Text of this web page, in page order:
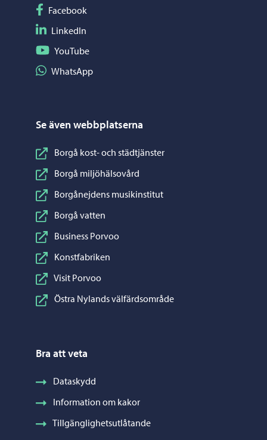
Följ på Facebook
Facebook
Följ på LinkedIn
LinkedIn
Följ på YouTube
YouTube
Dela på WhatsApp
WhatsApp
Se även webbplatserna
Borgå kost- och städtjänster
Borgå miljöhälsovård
Borgånejdens musikinstitut
Borgå vatten
Business Porvoo
Konstfabriken
Visit Porvoo
Östra Nylands välfärdsområde
Bra att veta
Dataskydd
Information om kakor
Tillgänglighetsutlåtande